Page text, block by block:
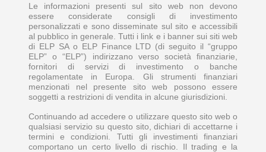
Le informazioni presenti sul sito web non devono
essere considerate consigli di investimento
personalizzati e sono disseminate sul sito e accessibili
al pubblico in generale. Tutti i link e i banner sui siti web
di ELP SA o ELP Finance LTD (di seguito il “gruppo
ELP” o “ELP”) indirizzano verso società finanziarie,
fornitori di servizi di investimento o banche
regolamentate in Europa. Gli strumenti finanziari
menzionati nel presente sito web possono essere
soggetti a restrizioni di vendita in alcune giurisdizioni.
Continuando ad accedere o utilizzare questo sito web o
qualsiasi servizio su questo sito, dichiari di accettarne i
termini e condizioni. Tutti gli investimenti finanziari
comportano un certo livello di rischio. Il trading e la